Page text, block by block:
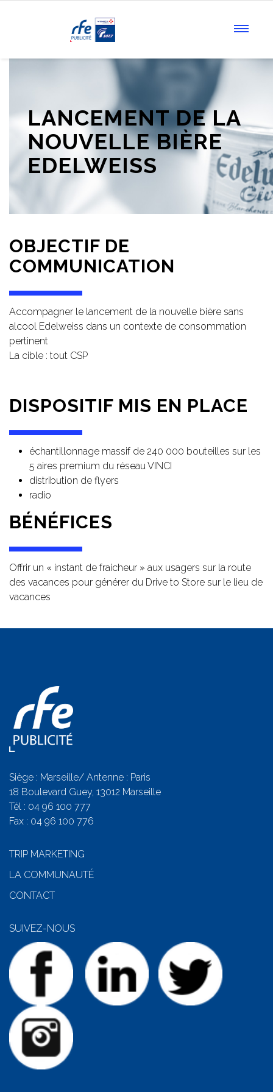
LANCEMENT DE LA
NOUVELLE BIÈRE
EDELWEISS
OBJECTIF DE
COMMUNICATION
Accompagner le lancement de la nouvelle bière sans
alcool Edelweiss dans un contexte de consommation
pertinent
La cible : tout CSP
DISPOSITIF MIS EN PLACE
échantillonnage massif de 240 000 bouteilles sur les
5 aires premium du réseau VINCI
distribution de flyers
radio
BÉNÉFICES
Offrir un « instant de fraicheur » aux usagers sur la route
des vacances pour générer du Drive to Store sur le lieu de
vacances
Siège : Marseille/ Antenne : Paris
18 Boulevard Guey, 13012 Marseille
Tél : 04 96 100 777
Fax : 04 96 100 776
TRIP MARKETING
LA COMMUNAUTÉ
CONTACT
SUIVEZ-NOUS